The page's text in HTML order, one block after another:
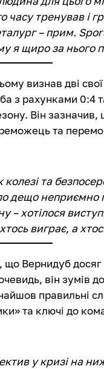
часу тренував і
– прим.
я щиро за нього
визнав дві
з рахунками 0:4
Він зазначив,
та
колезі та
дещо неприємно
– хотілося
виграє, а
що Вернидуб досяг
він зумів
правильні
та ключі до
у кризі на